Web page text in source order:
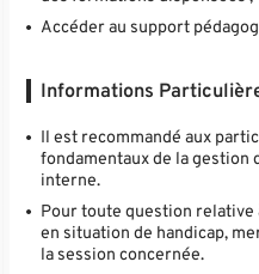
Accéder au support
Informations
Il est recommandé aux
fondamentaux de la gestion
interne.
Pour toute question
en situation de handicap,
la session concernée.